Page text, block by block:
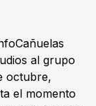
al grupo
octubre,
el momento